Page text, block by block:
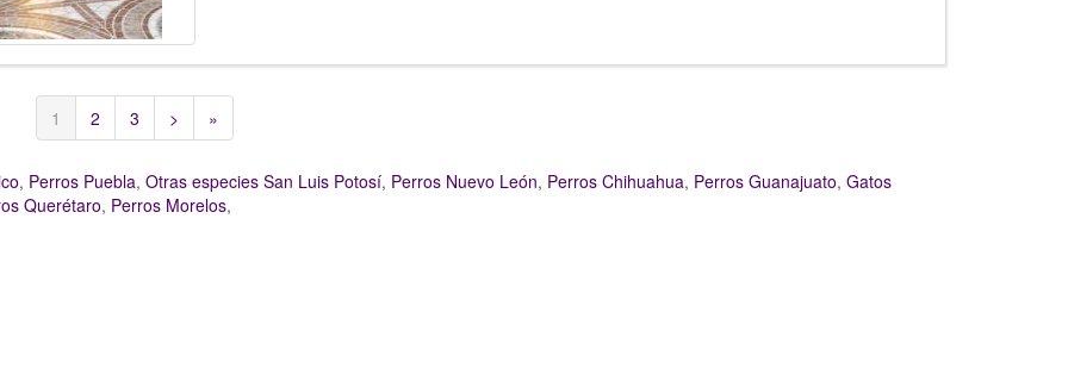
1 2 3 > »
, Perros Puebla, Otras especies San Luis Potosí, Perros Nuevo León, Perros Chihuahua, Perros Guanajuato, Gatos
Querétaro, Perros Morelos,